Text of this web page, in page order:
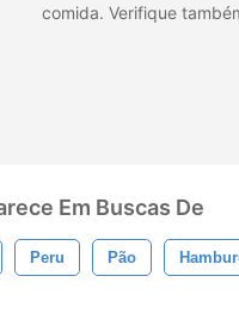
comida. Verifique
Em Buscas De
Peru Pão